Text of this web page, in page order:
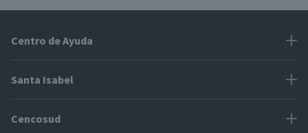
Centro de Ayuda
Problemas con tu pedido
Cómo modificar mis datos
Santa Isabel
Proveedores
Cencosud